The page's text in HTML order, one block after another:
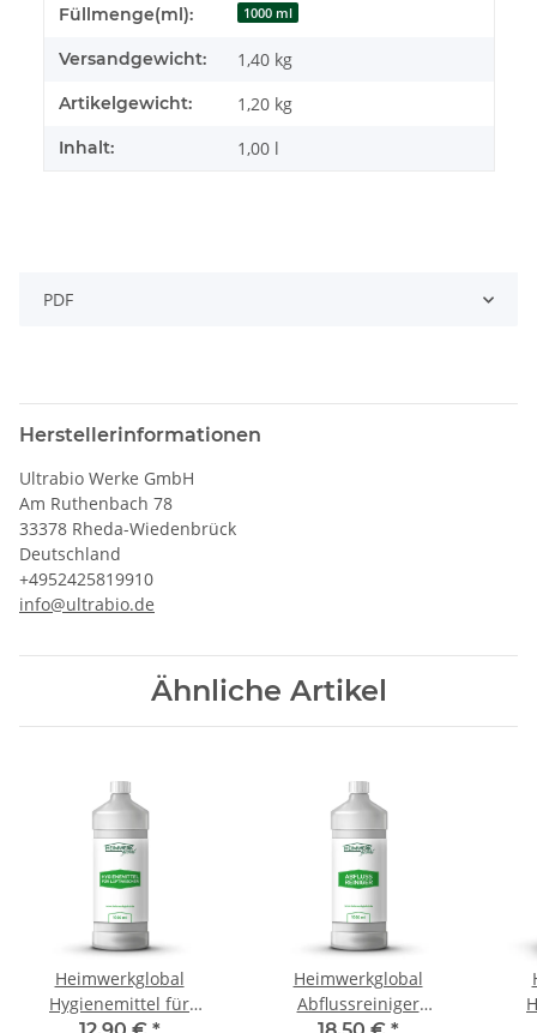
Produkteigenschaft
Wert
Füllmenge(ml): 1000 ml
Versandgewicht: 1,40 kg
Artikelgewicht: 1,20 kg
Inhalt: 1,00 l
PDF
Herstellerinformationen
Ultrabio Werke GmbH
Am Ruthenbach 78
33378 Rheda-Wiedenbrück
Deutschland
+4952425819910
info@ultrabio.de
Ähnliche Artikel
Heimwerkglobal
Hygienemittel für
Heimwerkglobal
Abflussreiniger